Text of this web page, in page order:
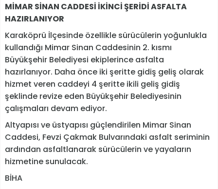
MİMAR SİNAN CADDESİ İKİNCİ ŞERİDİ ASFALTA
HAZIRLANIYOR
Karaköprü İlçesinde özellikle sürücülerin yoğunlukla
kullandığı Mimar Sinan Caddesinin 2. kısmı
Büyükşehir Belediyesi ekiplerince asfalta
hazırlanıyor. Daha önce iki şeritte gidiş geliş olarak
hizmet veren caddeyi 4 şeritte ikili geliş gidiş
şeklinde revize eden Büyükşehir Belediyesinin
çalışmaları devam ediyor.
Altyapısı ve üstyapısı güçlendirilen Mimar Sinan
Caddesi, Fevzi Çakmak Bulvarındaki asfalt seriminin
ardından asfaltlanarak sürücülerin ve yayaların
hizmetine sunulacak.
BİHA